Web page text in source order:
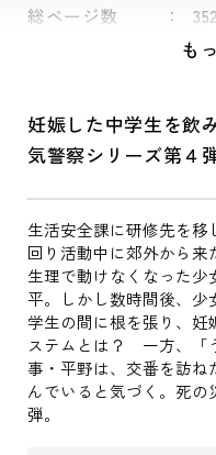
総ページ数
も
妊娠した中学生を飲
気警察シリーズ第４
生活安全課に研修先を
回り活動中に郊外から
生理で動けなくなった
平。しかし数時間後、
学生の間に根を張り、
ステムとは？ 一方、「
事・平野は、交番を訪ね
んでいると気づく。死の
弾。